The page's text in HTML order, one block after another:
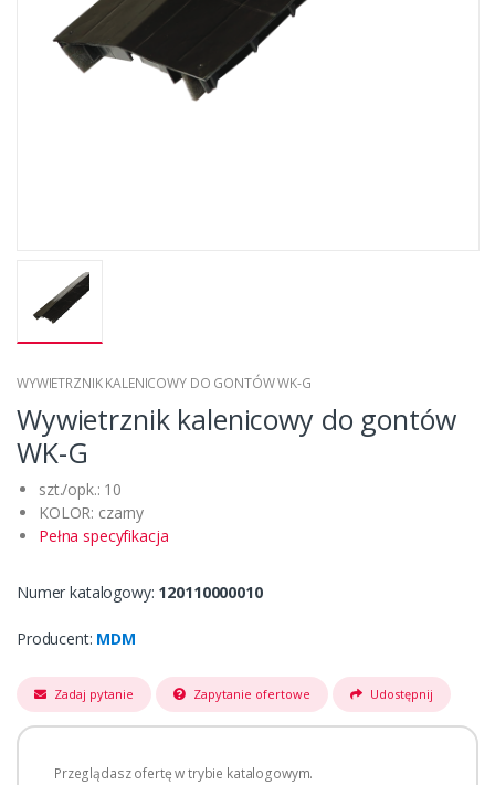
WYWIETRZNIK KALENICOWY DO GONTÓW WK-G
Wywietrznik kalenicowy do gontów
WK-G
szt./opk.: 10
KOLOR: czarny
Pełna specyfikacja
Numer katalogowy: 120110000010
Producent: MDM
Zadaj pytanie Zapytanie ofertowe Udostępnij
Przeglądasz ofertę w trybie katalogowym.